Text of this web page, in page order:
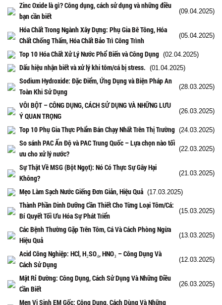
Zinc Oxide là gì? Công dụng, cách sử dụng và những điều
bạn cần biết
(09.04.2025)
Hóa Chất Trong Ngành Xây Dựng: Phụ Gia Bê Tông, Hóa
Chất Chống Thấm, Hóa Chất Bảo Trì Công Trình
(05.04.2025)
Top 10 Hóa Chất Xử Lý Nước Phổ Biến và Công Dụng (02.04.2025)
Dấu hiệu nhận biết và xử lý khi tôm/cá bị stress. (01.04.2025)
Sodium Hydroxide: Đặc Điểm, Ứng Dụng và Biện Pháp An
Toàn Khi Sử Dụng
(28.03.2025)
VÔI BỘT – CÔNG DỤNG, CÁCH SỬ DỤNG VÀ NHỮNG LƯU
Ý QUAN TRỌNG
(26.03.2025)
Top 10 Phụ Gia Thực Phẩm Bán Chạy Nhất Trên Thị Trường (24.03.2025)
So sánh PAC Ấn Độ và PAC Trung Quốc – Lựa chọn nào tối
ưu cho xử lý nước?
(22.03.2025)
Sự Thật Về MSG (Bột Ngọt): Nó Có Thực Sự Gây Hại
Không?
(21.03.2025)
Mẹo Làm Sạch Nước Giếng Đơn Giản, Hiệu Quả (17.03.2025)
Thành Phần Dinh Dưỡng Cần Thiết Cho Từng Loại Tôm/Cá:
Bí Quyết Tối Ưu Hóa Sự Phát Triển
(15.03.2025)
Các Bệnh Thường Gặp Trên Tôm, Cá Và Cách Phòng Ngừa
Hiệu Quả
(13.03.2025)
Acid Công Nghiệp: HCl, H₂SO₄, HNO₃ – Công Dụng Và
Cách Sử Dụng
(12.03.2025)
Mật Rỉ Đường: Công Dụng, Cách Sử Dụng Và Những Điều
Cần Biết
(26.03.2025)
Men Vi Sinh EM Gốc: Công Dụng, Cách Dùng Và Những